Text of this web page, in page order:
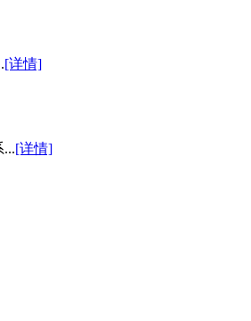
[详情]
...[详情]